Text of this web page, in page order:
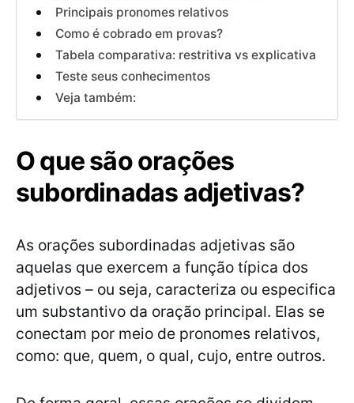
Principais pronomes relativos
Como é cobrado em provas?
Tabela comparativa: restritiva vs explicativa
Teste seus conhecimentos
Veja também:
O que são orações
subordinadas adjetivas?
As orações subordinadas adjetivas são
aquelas que exercem a função típica dos
adjetivos – ou seja, caracteriza ou especifica
um substantivo da oração principal. Elas se
conectam por meio de pronomes relativos,
como: que, quem, o qual, cujo, entre outros.